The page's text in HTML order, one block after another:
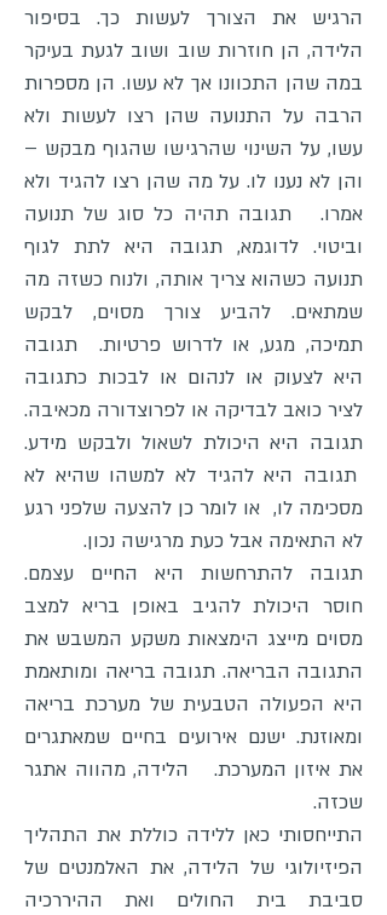
הרגיש את הצורך לעשות כך. בסיפור
הלידה, הן חוזרות שוב ושוב לגעת בעיקר
במה שהן התכוונו אך לא עשו. הן מספרות
הרבה על התנועה שהן רצו לעשות ולא
עשו, על השינוי שהרגישו שהגוף מבקש –
והן לא נענו לו. על מה שהן רצו להגיד ולא
אמרו. תגובה תהיה כל סוג של תנועה
וביטוי. לדוגמא, תגובה היא לתת לגוף
תנועה כשהוא צריך אותה, ולנוח כשזה מה
שמתאים. להביע צורך מסוים, לבקש
תמיכה, מגע, או לדרוש פרטיות. תגובה
היא לצעוק או לנהום או לבכות כתגובה
לציר כואב לבדיקה או לפרוצדורה מכאיבה.
תגובה היא היכולת לשאול ולבקש מידע.
תגובה היא להגיד לא למשהו שהיא לא
מסכימה לו, או לומר כן להצעה שלפני רגע
לא התאימה אבל כעת מרגישה נכון.
תגובה להתרחשות היא החיים עצמם.
חוסר היכולת להגיב באופן בריא למצב
מסוים מייצג הימצאות משקע המשבש את
התגובה הבריאה. תגובה בריאה ומותאמת
היא הפעולה הטבעית של מערכת בריאה
ומאוזנת. ישנם אירועים בחיים שמאתגרים
את איזון המערכת. הלידה, מהווה אתגר
שכזה.
התייחסותי כאן ללידה כוללת את התהליך
הפיזיולוגי של הלידה, את האלמנטים של
סביבת בית החולים ואת ההיררכיה